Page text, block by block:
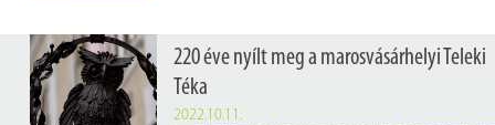
220 éve nyílt meg a marosvásárhelyi Teleki
Téka
2022.10.11.